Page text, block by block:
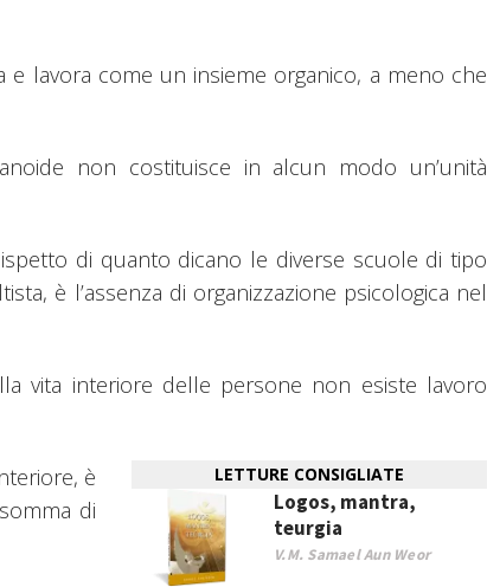
e lavora come un insieme organico, a meno che
non costituisce in alcun modo un’unità
di quanto dicano le diverse scuole di tipo
è l’assenza di organizzazione psicologica nel
vita interiore delle persone non esiste lavoro
LETTURE CONSIGLIATE
Logos, mantra,
teurgia
V.M. Samael Aun Weor
è
di